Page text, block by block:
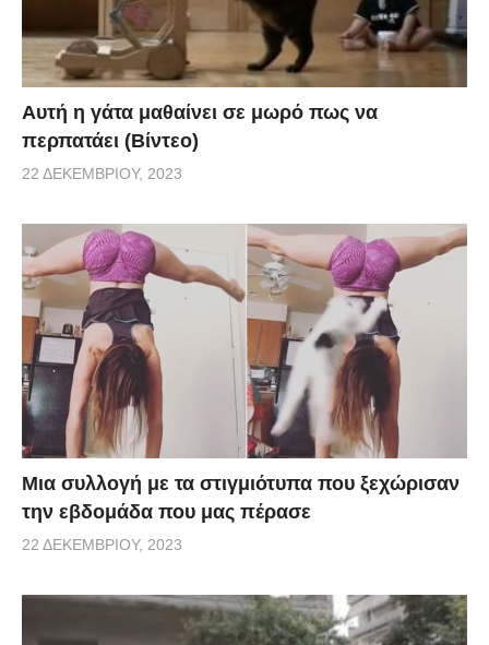
Αυτή η γάτα μαθαίνει σε μωρό πως να
περπατάει (Βίντεο)
22 ΔΕΚΕΜΒΡΊΟΥ, 2023
Μια συλλογή με τα στιγμιότυπα που ξεχώρισαν
την εβδομάδα που μας πέρασε
22 ΔΕΚΕΜΒΡΊΟΥ, 2023